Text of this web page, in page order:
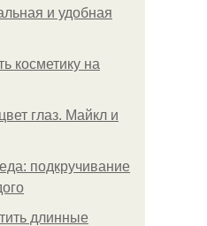
и удобная
косметику на
глаз. Майкл и
подкручивание
длинные